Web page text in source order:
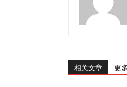
相关文章 更